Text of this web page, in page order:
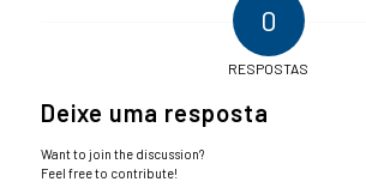
0
RESPOSTAS
Deixe uma resposta
Want to join the discussion?
Feel free to contribute!